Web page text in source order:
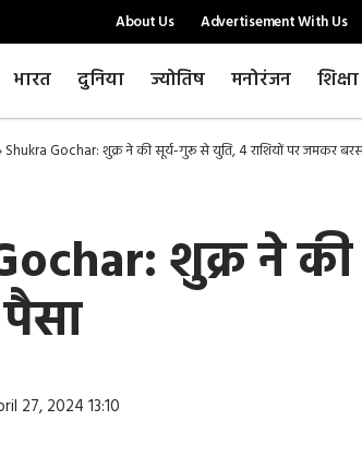
About Us Advertisement With Us
भारत दुनिया ज्योतिष मनोरंजन शिक्षा
Shukra Gochar: शुक्र ने की सूर्य-गुरू से युति, 4 राशियों पर जमकर
शुक्र ने
27, 2024 13:10